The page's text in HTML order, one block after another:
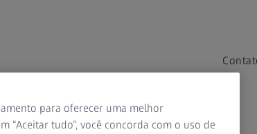
de clínicas
para oferecer uma melhor
“Aceitar tudo”, você concorda com o uso de